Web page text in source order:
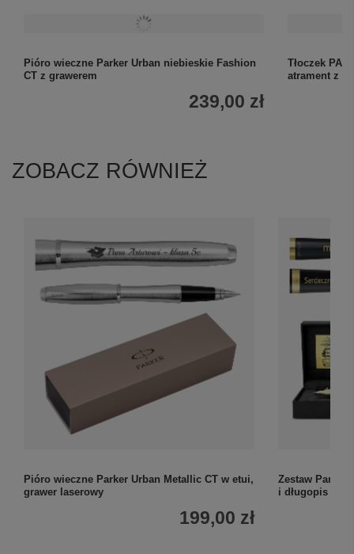
Pióro wieczne Parker Urban niebieskie Fashion
CT z grawerem
239,00 zł
Tłoczek
atrament z
ZOBACZ RÓWNIEŻ
Pióro wieczne Parker Urban Metallic CT w etui,
grawer laserowy
199,00 zł
Zestaw Parker
i długopis z